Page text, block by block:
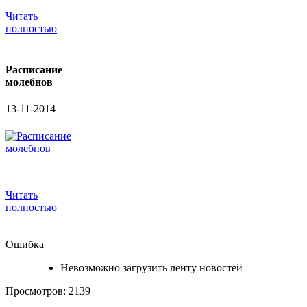
Читать
полностью
Расписание
молебнов
13-11-2014
Читать
полностью
Ошибка
Невозможно загрузить ленту новостей
Просмотров: 2139